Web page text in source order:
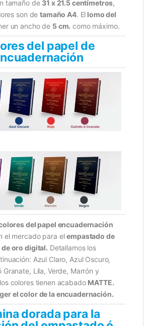
tamaño de 31 x 21.5 centímetros,
son detamaño A4. El lomo del
un ancho de 5 cm. como máximo.
del papel de
del papel encuadernación
el mercado para elempastado de
oro digital. Detallamos los
Azul Claro, Azul Oscuro,
Granate, Lila, Verde, Marrón y
colores tienen acabado MATTE.
el color de la encuadernación.
dorada para la